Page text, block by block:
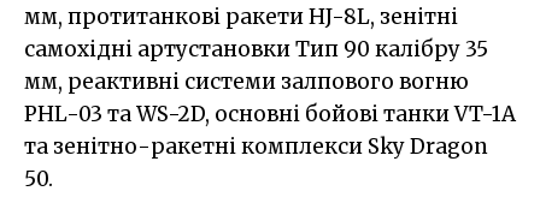
мм, протитанкові ракети HJ-8L, зенітні
самохідні артустановки Тип 90 калібру 35
мм, реактивні системи залпового вогню
PHL-03 та WS-2D, основні бойові танки VT-1A
та зенітно-ракетні комплекси Sky Dragon
50.